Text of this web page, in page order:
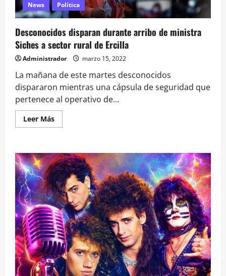
News Política
Desconocidos disparan durante arribo de ministra
Siches a sector rural de Ercilla
Administrador marzo 15, 2022
La mañana de este martes desconocidos
dispararon mientras una cápsula de seguridad que
pertenece al operativo de...
Leer MásLeer
más
disparan
durante
arribo
de
ministra
Siches
a
sector
rural
de
Ercilla